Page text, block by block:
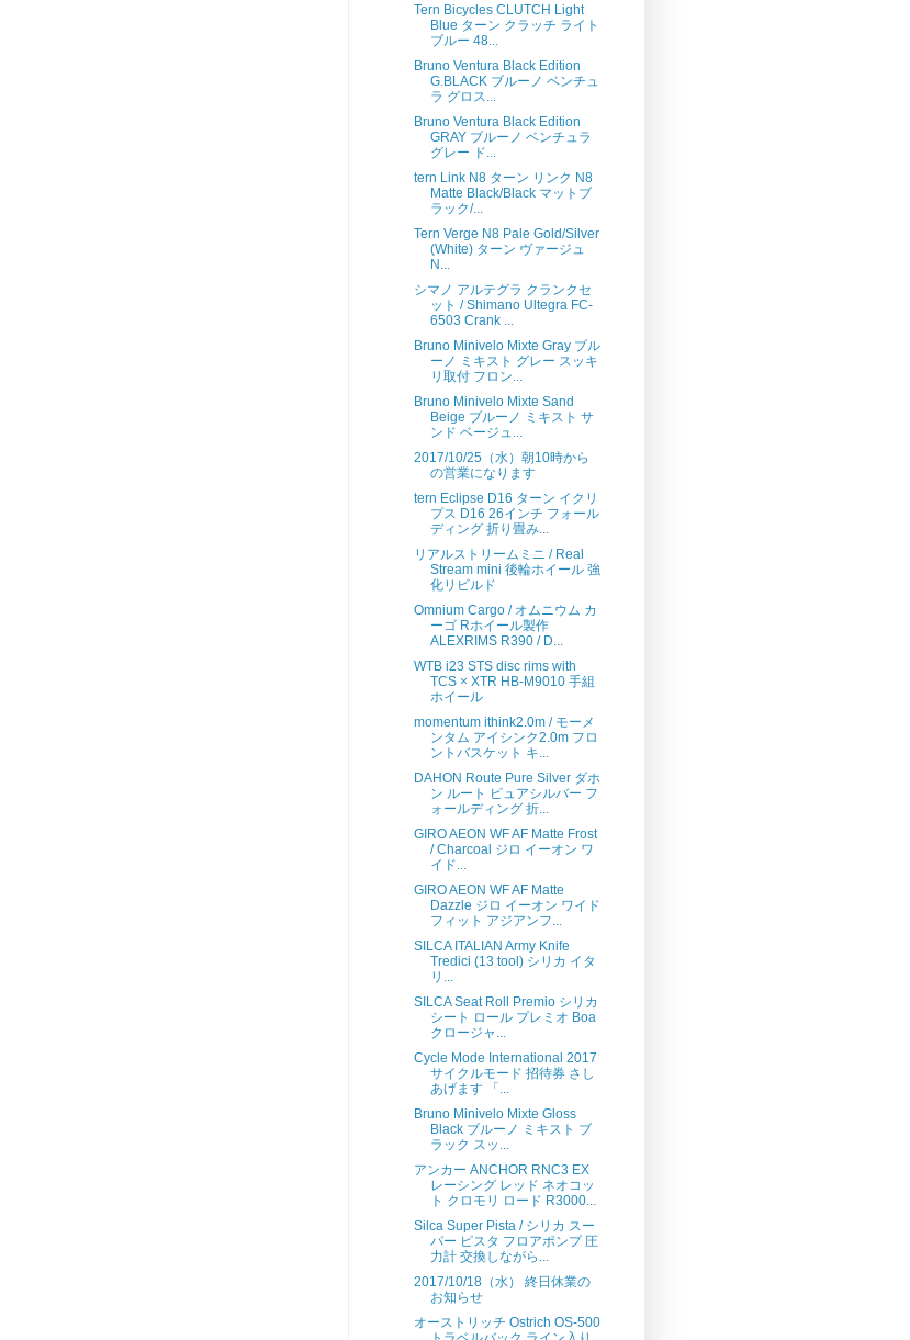
Tern Bicycles CLUTCH Light
Blue ターン クラッチ ライト
ブルー 48...
Bruno Ventura Black Edition
G.BLACK ブルーノ ベンチュ
ラ グロス...
Bruno Ventura Black Edition
GRAY ブルーノ ベンチュラ
グレー ド...
tern Link N8 ターン リンク N8
Matte Black/Black マットブ
ラック/...
Tern Verge N8 Pale Gold/Silver
(White) ターン ヴァージュ
N...
シマノ アルテグラ クランクセ
ット / Shimano Ultegra FC-
6503 Crank ...
Bruno Minivelo Mixte Gray ブル
ーノ ミキスト グレー スッキ
リ取付 フロン...
Bruno Minivelo Mixte Sand
Beige ブルーノ ミキスト サ
ンド ベージュ...
2017/10/25（水）朝10時から
の営業になります
tern Eclipse D16 ターン イクリ
プス D16 26インチ フォール
ディング 折り畳み...
リアルストリームミニ / Real
Stream mini 後輪ホイール 強
化リビルド
Omnium Cargo / オムニウム カ
ーゴ Rホイール製作
ALEXRIMS R390 / D...
WTB i23 STS disc rims with
TCS × XTR HB-M9010 手組
ホイール
momentum ithink2.0m / モーメ
ンタム アイシンク2.0m フロ
ントバスケット キ...
DAHON Route Pure Silver ダホ
ン ルート ピュアシルバー フ
ォールディング 折...
GIRO AEON WF AF Matte Frost
/ Charcoal ジロ イーオン ワ
イド...
GIRO AEON WF AF Matte
Dazzle ジロ イーオン ワイド
フィット アジアンフ...
SILCA ITALIAN Army Knife
Tredici (13 tool) シリカ イタ
リ...
SILCA Seat Roll Premio シリカ
シート ロール プレミオ Boa
クロージャ...
Cycle Mode International 2017
サイクルモード 招待券 さし
あげます 「...
Bruno Minivelo Mixte Gloss
Black ブルーノ ミキスト ブ
ラック スッ...
アンカー ANCHOR RNC3 EX
レーシング レッド ネオコッ
ト クロモリ ロード R3000...
Silca Super Pista / シリカ スー
パー ピスタ フロアポンプ 圧
力計 交換しながら...
2017/10/18（水） 終日休業の
お知らせ
オーストリッチ Ostrich OS-500